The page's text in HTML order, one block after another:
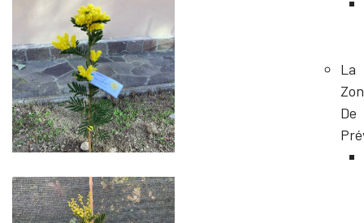
La
De